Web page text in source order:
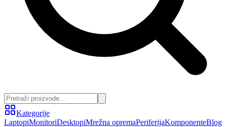
Kategorije
LaptopiMonitoriDesktopiMrežna opremaPeriferijaKomponenteBlog